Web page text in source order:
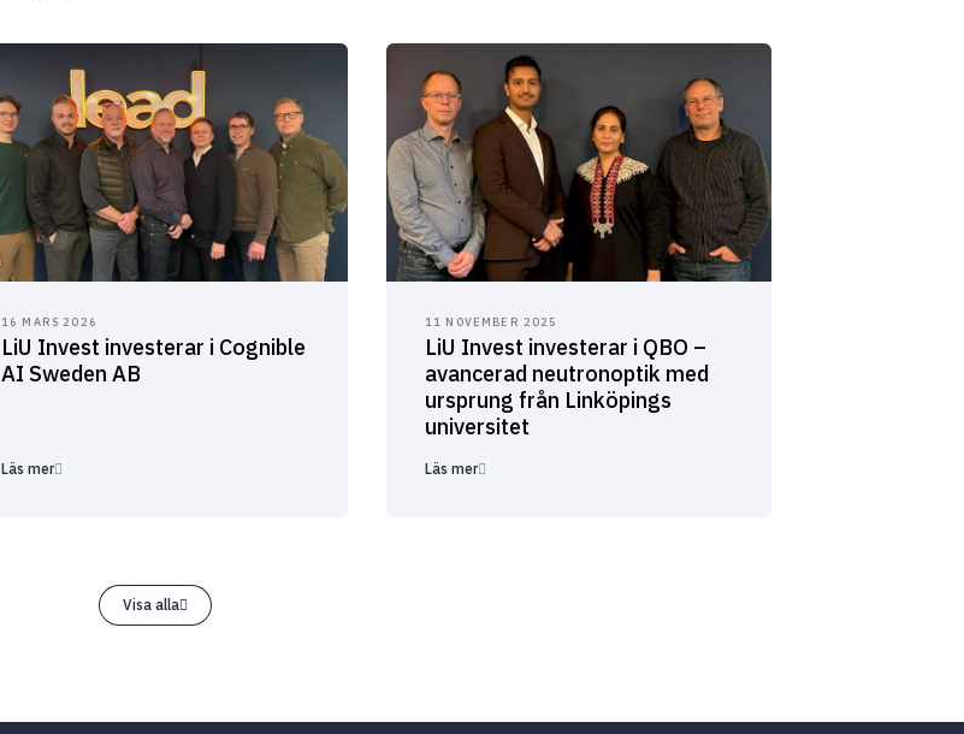
16 MARS 2026
LiU Invest investerar i Cognible
AI Sweden AB
Läs mer
11 NOVEMBER 2025
LiU Invest investerar i QBO –
avancerad neutronoptik med
ursprung från Linköpings
universitet
Läs mer
Visa alla